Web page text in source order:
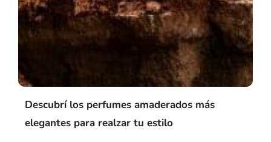
Descubrí los perfumes amaderados más
elegantes para realzar tu estilo